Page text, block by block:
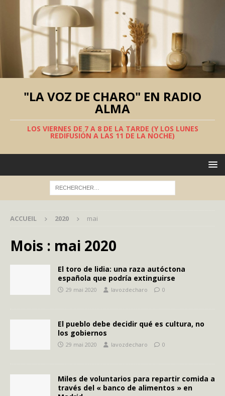
"LA VOZ DE CHARO" EN RADIO
ALMA
LOS VIERNES DE 7 A 8 DE LA TARDE (Y LOS LUNES
REDIFUSIÓN A LAS 11 DE LA NOCHE)
ACCUEIL 2020 mai
Mois : mai 2020
El toro de lidia: una raza autóctona
española que podría extinguirse
29 mai 2020 lavozdecharo 0
El pueblo debe decidir qué es cultura, no
los gobiernos
29 mai 2020 lavozdecharo 0
Miles de voluntarios para repartir comida a
través del « banco de alimentos » en